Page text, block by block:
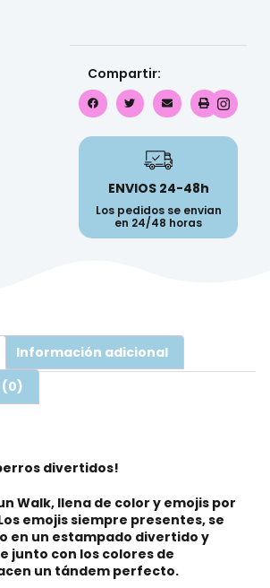
Compartir:
ENVIOS 24-48h
Los pedidos se envian
en 24/48 horas
Información adicional
divertidos!
Walk, llena de color y emojis por
emojis siempre presentes, se
en un estampado divertido y
junto con los colores de
un tándem perfecto.